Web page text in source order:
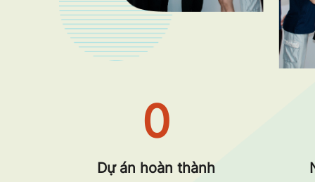
0
Dự án hoàn thành